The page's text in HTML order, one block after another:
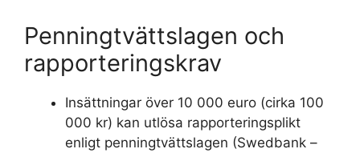
Penningtvättslagen och
rapporteringskrav
Insättningar över 10 000 euro (cirka 100
000 kr) kan utlösa rapporteringsplikt
enligt penningtvättslagen (Swedbank –